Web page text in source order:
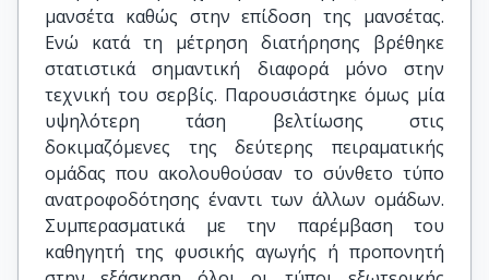
μανσέτα καθώς στην επίδοση της μανσέτας.
Ενώ κατά τη μέτρηση διατήρησης βρέθηκε
στατιστικά σημαντική διαφορά μόνο στην
τεχνική του σερβίς. Παρουσιάστηκε όμως μία
υψηλότερη τάση βελτίωσης στις
δοκιμαζόμενες της δεύτερης πειραματικής
ομάδας που ακολουθούσαν το σύνθετο τύπο
ανατροφοδότησης έναντι των άλλων ομάδων.
Συμπερασματικά με την παρέμβαση του
καθηγητή της φυσικής αγωγής ή προπονητή